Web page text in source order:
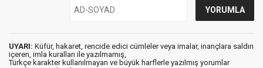
UYARI: Küfür, hakaret, rencide edici cümleler veya imalar, inançlara saldırı
içeren, imla kuralları ile yazılmamış,
Türkçe karakter kullanılmayan ve büyük harflerle yazılmış yorumlar